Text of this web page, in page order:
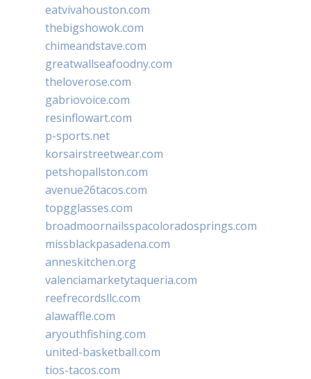
eatvivahouston.com
thebigshowok.com
chimeandstave.com
greatwallseafoodny.com
theloverose.com
gabriovoice.com
resinflowart.com
p-sports.net
korsairstreetwear.com
petshopallston.com
avenue26tacos.com
topgglasses.com
broadmoornailsspacoloradosprings.com
missblackpasadena.com
anneskitchen.org
valenciamarketytaqueria.com
reefrecordsllc.com
alawaffle.com
aryouthfishing.com
united-basketball.com
tios-tacos.com